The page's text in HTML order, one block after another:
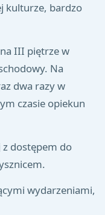
kulturze, bardzo
III piętrze w
Na
dwa razy w
czasie opiekun
dostępem do
wydarzeniami,